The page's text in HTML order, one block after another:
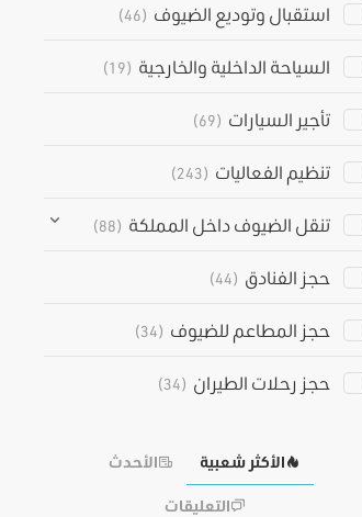
استقبال وتوديع الضيوف (46)
السياحة الداخلية والخارجية (19)
تأجير السيارات (69)
تنظيم الفعاليات (243)
تنقل الضيوف داخل المملكة (88)
حجز الفنادق (44)
حجز المطاعم للضيوف (34)
حجز رحلات الطيران (34)
الأكثر شعبية الأحدث
التعليقات